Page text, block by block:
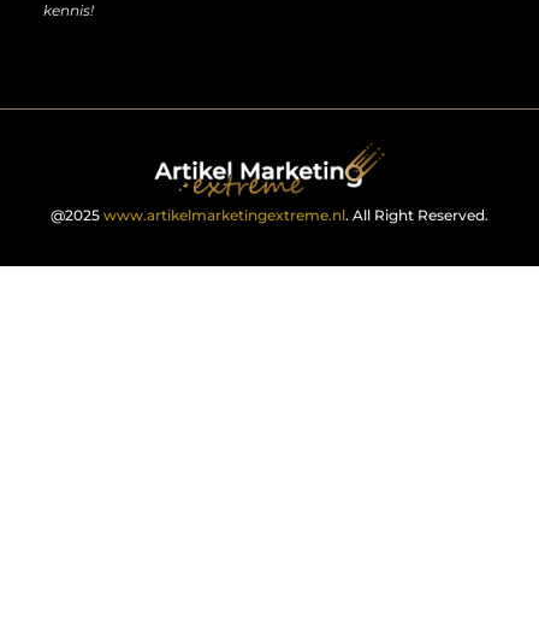
kennis!
@2025 www.artikelmarketingextreme.nl. All Right Reserved.